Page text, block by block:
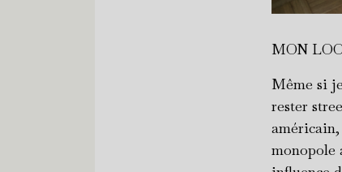
MON
Même si
rester
monopole